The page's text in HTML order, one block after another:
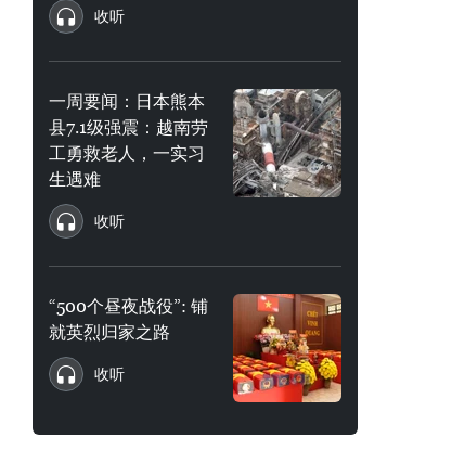
收听
一周要闻：日本熊本
县7.1级强震：越南劳
工勇救老人，一实习
生遇难
收听
“500个昼夜战役”: 铺
就英烈归家之路
收听